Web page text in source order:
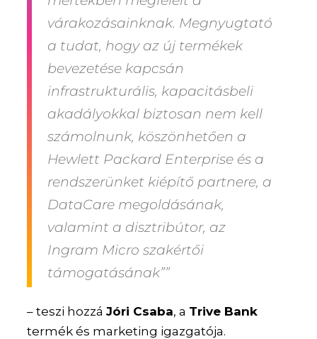
várakozásainknak. Megnyugtató
a tudat, hogy az új termékek
bevezetése kapcsán
infrastrukturális, kapacitásbeli
akadályokkal biztosan nem kell
számolnunk, köszönhetően a
Hewlett Packard Enterprise és a
rendszerünket kiépítő partnere, a
DataCare megoldásának,
valamint a disztribútor, az
Ingram Micro szakértői
támogatásának””
– teszi hozzáJóri Csaba, a Trive Bank
termék és marketing igazgatója.